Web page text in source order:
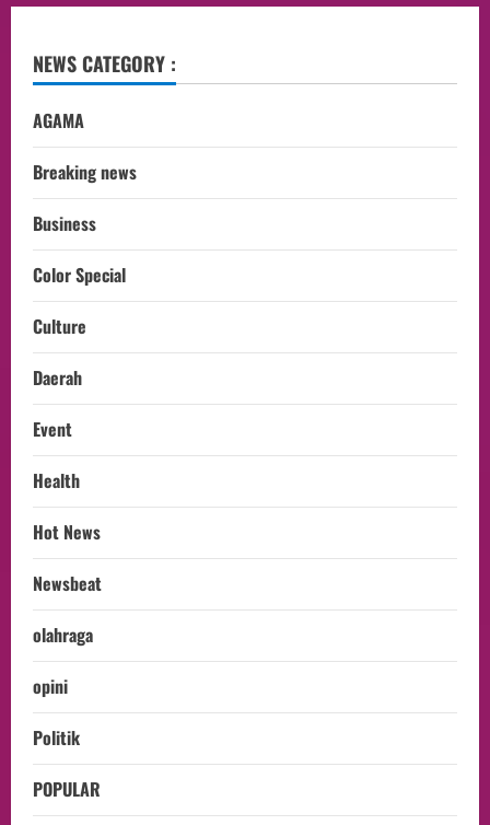
NEWS CATEGORY :
AGAMA
Breaking news
Business
Color Special
Culture
Daerah
Event
Health
Hot News
Newsbeat
olahraga
opini
Politik
POPULAR